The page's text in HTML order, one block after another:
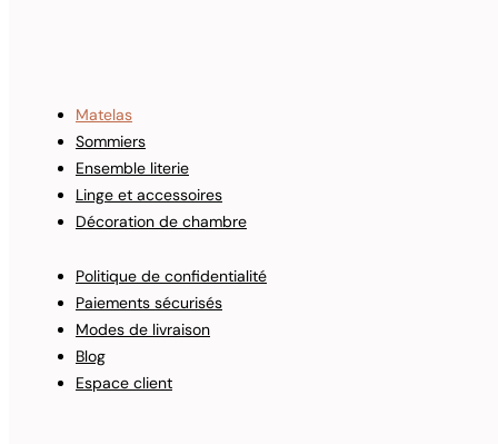
Matelas
Sommiers
Ensemble literie
Linge et accessoires
Décoration de chambre
Politique de confidentialité
Paiements sécurisés
Modes de livraison
Blog
Espace client